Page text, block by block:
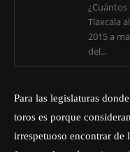
Tlaxcala al día de
2015 a
del...
Para las legislaturas
toros es porque
irrespetuoso encontrar de